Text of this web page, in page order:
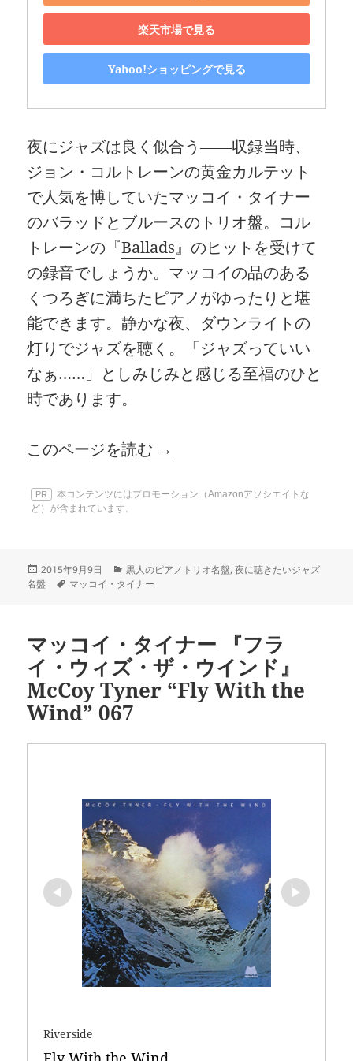
楽天市場で見る
Yahoo!ショッピングで見る
夜にジャズは良く似合う――収録当時、
ジョン・コルトレーンの黄金カルテット
で人気を博していたマッコイ・タイナー
のバラッドとブルースのトリオ盤。コル
トレーンの『Ballads』のヒットを受けて
の録音でしょうか。マッコイの品のある
くつろぎに満ちたピアノがゆったりと堪
能できます。静かな夜、ダウンライトの
灯りでジャズを聴く。「ジャズっていい
なぁ……」としみじみと感じる至福のひと
時であります。
このページを読む →
PR
本コンテンツにはプロモーション（Amazonアソシエイトな
ど）が含まれています。
投
稿
2015年9月9日
カ
テ
黒人のピアノトリオ名盤,夜に聴きたいジャズ
名盤
タ
マッコイ・タイナー
マッコイ・タイナー 『フラ
イ・ウィズ・ザ・ウインド』
McCoy Tyner “Fly With the
Wind” 067
Riverside